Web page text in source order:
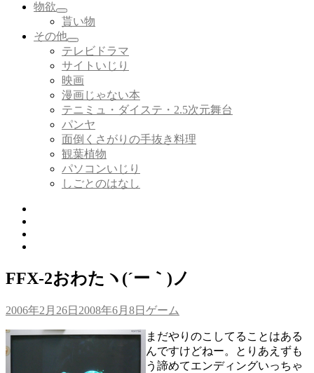
を
開
物欲
サ
ブ
メ
ニ
ュ
ー
を
展
開
貰い物
その他
サ
ブ
メ
ニ
ュ
ー
を
展
開
テレビドラマ
サイトいじり
映画
漫画じゃない本
テニミュ・ダイステ・2.5次元舞台
パンヤ
面倒くさがりの手抜き料理
観葉植物
パソコンいじり
しごとのはなし
FFX-2おわたヽ(´ー｀)ノ
投
日:
2006年2月26日 2008年6月8日 カ
ゴ
リ
ー
ゲーム
まだやりのこしてることはある
んですけどねー。とりあえずも
う諦めてエンディングいっちゃ